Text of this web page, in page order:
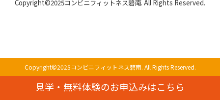
見学・無料体験のお申込みはこちら
Copyright©2025コンビニフィットネス碧南. All Rights Reserved.
Copyright©2025コンビニフィットネス碧南. All Rights Reserved.